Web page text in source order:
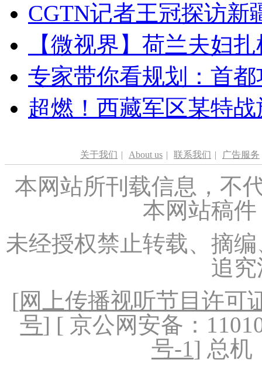
CGTN记者王冠探访新
【微视界】荷兰夫妇
专家带你看规划：首
超燃！西藏军区某特
关于我们 | About us | 联系我们 | 广告服务
本网站所刊载信息，不
本网站稿
未经授权禁止转载、摘
追
[网上传播视听节目许可
号] [ 京公网安备：
号-1] 总机